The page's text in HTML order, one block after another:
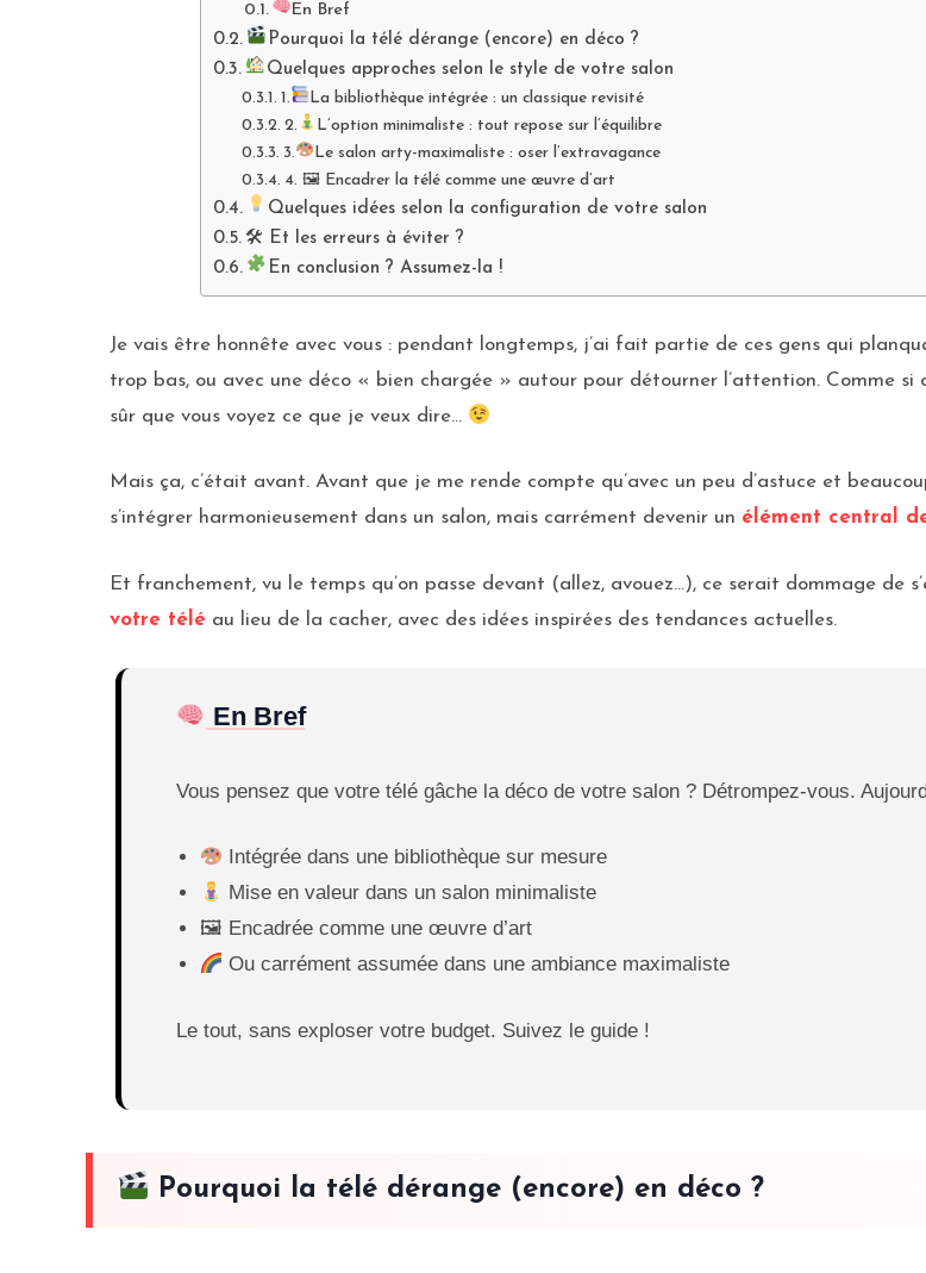
En Bref
Pourquoi la télé dérange (encore) en déco ?
Quelques approches selon le style de votre salon
1.
La bibliothèque intégrée : un classique revisité
2.
L’option minimaliste : tout repose sur l’équilibre
3.
Le salon arty-maximaliste : oser l’extravagance
4. 🖼 Encadrer la télé comme une œuvre d’art
Quelques idées selon la configuration de votre salon
🛠 Et les erreurs à éviter ?
En conclusion ? Assumez-la !
Je vais être honnête avec vous : pendant longtemps, j’ai fait partie de ces gens qui
trop bas, ou avec une déco « bien chargée » autour pour détourner l’attention. Comme si
sûr que vous voyez ce que je veux dire…
Mais ça, c’était avant. Avant que je me rende compte qu’avec un peu d’astuce et
s’intégrer harmonieusement dans un salon, mais carrément devenir un élément central
Et franchement, vu le temps qu’on passe devant (allez, avouez…), ce serait dommage de
votre télé au lieu de la cacher, avec des idées inspirées des tendances actuelles.
En Bref
Vous pensez que votre télé gâche la déco de votre salon ? Détrompez-vous.
Intégrée dans une bibliothèque sur mesure
Mise en valeur dans un salon minimaliste
🖼 Encadrée comme une œuvre d’art
Ou carrément assumée dans une ambiance maximaliste
Le tout, sans exploser votre budget. Suivez le guide !
Pourquoi la télé dérange (encore) en déco ?